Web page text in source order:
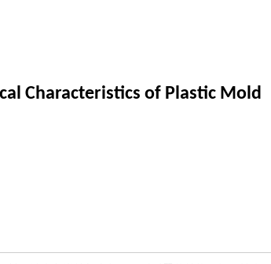
Characteristics of Plastic Mold